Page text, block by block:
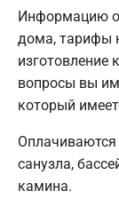
Информацию о
дома, тарифы
изготовление
вопросы вы
который
Оплачиваются
санузла,
камина.